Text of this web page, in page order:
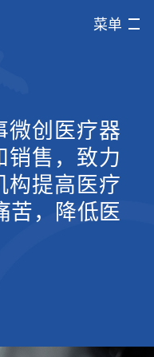
菜单
微创医疗器
售，致力
构提高医疗
苦，降低医